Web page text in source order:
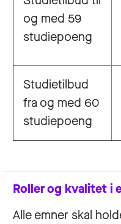
og med 59
studiepoeng
Studietilbud
fra og med 60
studiepoeng
Roller og kvalitet i
Alle emner skal